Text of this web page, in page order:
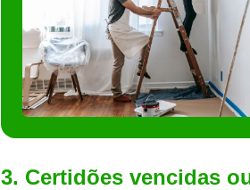
3. Certidões vencidas